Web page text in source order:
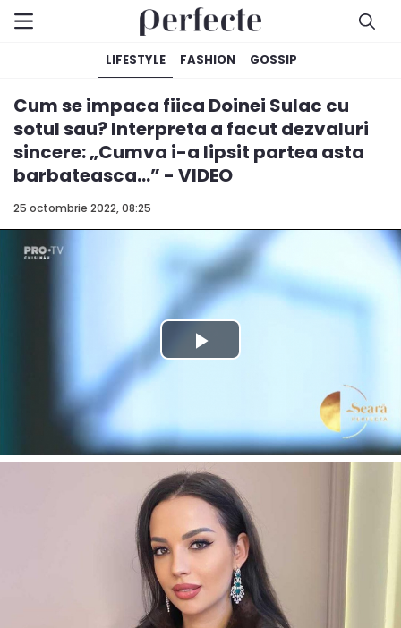
LIFESTYLE FASHION GOSSIP
25 octombrie 2022, 08:25
Cum se impaca fiica Doinei Sulac cu
sotul sau? Interpreta a facut dezvaluri
sincere: „Cumva i-a lipsit partea asta
barbateasca...” - VIDEO